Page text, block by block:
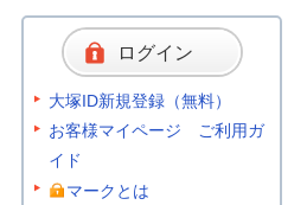
ログイン
大塚ID新規登録（無料）
お客様マイページ ご利用ガ
イド
マークとは